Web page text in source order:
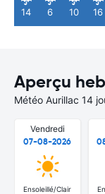
14 6 10 16
Aperçu
Météo Aurillac 14
Vendredi
07-08-2026
Ensoleillé/Clair